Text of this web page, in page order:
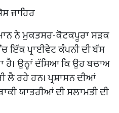
ਜ਼ਾਹਿਰ
ਨੇ ਮੁਕਤਸਰ-ਕੋਟਕਪੂਰਾ ਸੜਕ
ਇੱਕ ਪ੍ਰਾਈਵੇਟ ਕੰਪਨੀ ਦੀ ਬੱਸ
ਹੈ। ਉਨ੍ਹਾਂ ਦੱਸਿਆ ਕਿ ਉਹ ਬਚਾਅ
ਲੈ ਰਹੇ ਹਨ। ਪ੍ਰਸ਼ਾਸਨ ਦੀਆਂ
ਯਾਤਰੀਆਂ ਦੀ ਸਲਾਮਤੀ ਦੀ